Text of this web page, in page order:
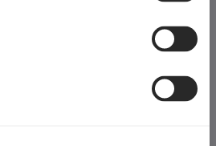
大限に抑え、更にケース内の通気や冷
計・デザインをされている為、静音コ